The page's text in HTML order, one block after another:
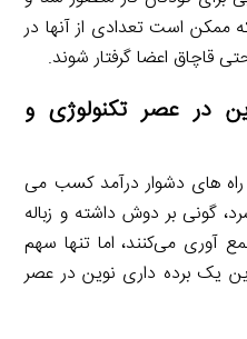
ممکن است تعدادی از آنها در
قاچاق اعضا گرفتار شوند.
در عصر تکنولوژی و
راه های دشوار درآمد کسب می
گونی بر دوش داشته و زباله
آوری می‌کنند، اما تنها سهم
یک برده داری نوین در عصر